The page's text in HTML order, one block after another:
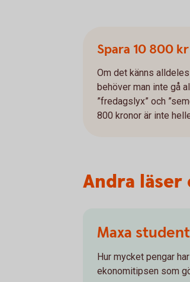
Spara 10 800
Om det känns
behöver man inte gå
”fredagslyx” och
800 kronor är inte
Andra läser
Maxa
Hur mycket pengar
ekonomitipsen som